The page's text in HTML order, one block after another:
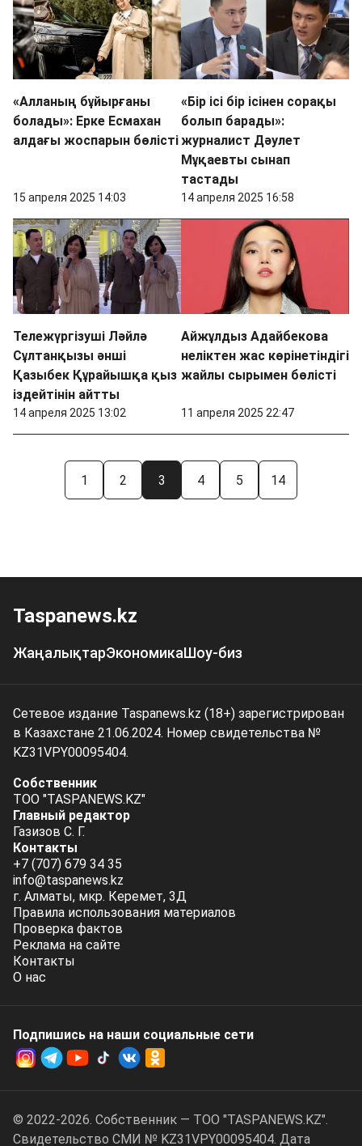
«Алланың бұйырғаны
болады»: Ерке Есмахан
алдағы жоспарын бөлісті
15 апреля 2025 14:03
«Бір ісі бір ісінен сорақы
болып барады»:
журналист Дәулет
Мұқаевты сынап
тастады
14 апреля 2025 16:58
Тележүргізуші Ләйлә
Сұлтанқызы әнші
Қазыбек Құрайышқа қыз
іздейтінін айтты
14 апреля 2025 13:02
Айжұлдыз Адайбекова
неліктен жас көрінетіндігі
жайлы сырымен бөлісті
11 апреля 2025 22:47
1 2 3 4 5 14
Taspanews.kz
ЖаңалықтарЭкономикаШоу-биз
Сетевое издание Taspanews.kz (18+) зарегистрирован
в Казахстане 21.06.2024. Номер свидетельства №
KZ31VPY00095404.
Собственник
ТОО "TASPANEWS.KZ"
Главный редактор
Газизов С. Г.
Контакты
+7 (707) 679 34 35
info@taspanews.kz
г. Алматы, мкр. Керемет, 3Д
Правила использования материалов
Проверка фактов
Реклама на сайте
Контакты
О нас
Подпишись на наши социальные cети
© 2022-2026. Собственник — ТОО "TASPANEWS.KZ".
Cвидетельство СМИ № KZ31VPY00095404. Дата